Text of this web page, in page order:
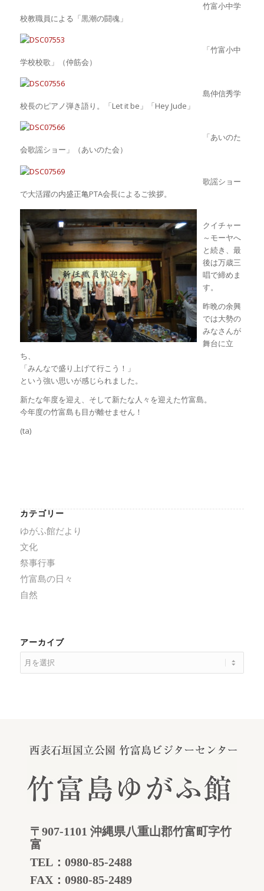
竹富小中学
校教職員による「黒潮の闘魂」
「竹富小中
学校校歌」（仲筋会）
島仲信秀学
校長のピアノ弾き語り。「Let it be」「Hey Jude」
「あいのた
会歌謡ショー」（あいのた会）
歌謡ショー
で大活躍の内盛正亀PTA会長によるご挨拶。
クイチャー
～モーヤへ
と続き、最
後は万歳三
唱で締めま
す。
昨晩の余興
では大勢の
みなさんが
舞台に立
ち、
「みんなで盛り上げて行こう！」
という強い思いが感じられました。
新たな年度を迎え、そして新たな人々を迎えた竹富島。
今年度の竹富島も目が離せません！
(ta)
カテゴリー
ゆがふ館だより
文化
祭事行事
竹富島の日々
自然
アーカイブ
〒907-1101 沖縄県八重山郡竹富町字竹
富
TEL：0980-85-2488
FAX：0980-85-2489